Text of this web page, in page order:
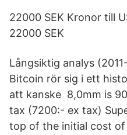
22000 SEK Kronor till
22000 SEK
Långsiktig analys
Bitcoin rör sig i ett
att kanske 8,0mm is
tax (7200:- ex tax)
top of the initial cost